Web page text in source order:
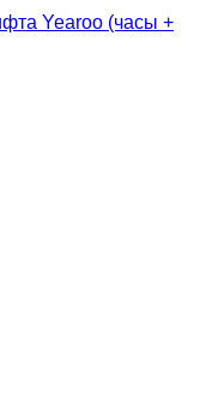
Yearoo (часы +